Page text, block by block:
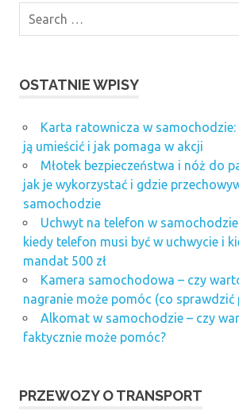
OSTATNIE WPISY
Karta ratownicza w
ją umieścić i jak pomaga w akcji
Młotek bezpieczeństwa i nóż do
jak je wykorzystać i gdzie
samochodzie
Uchwyt na telefon w
kiedy telefon musi być w uchwycie i
mandat 500 zł
Kamera samochodowa – czy
nagranie może pomóc (co sprawdzić
Alkomat w samochodzie – czy
faktycznie może pomóc?
PRZEWOZY O TRANSPORT